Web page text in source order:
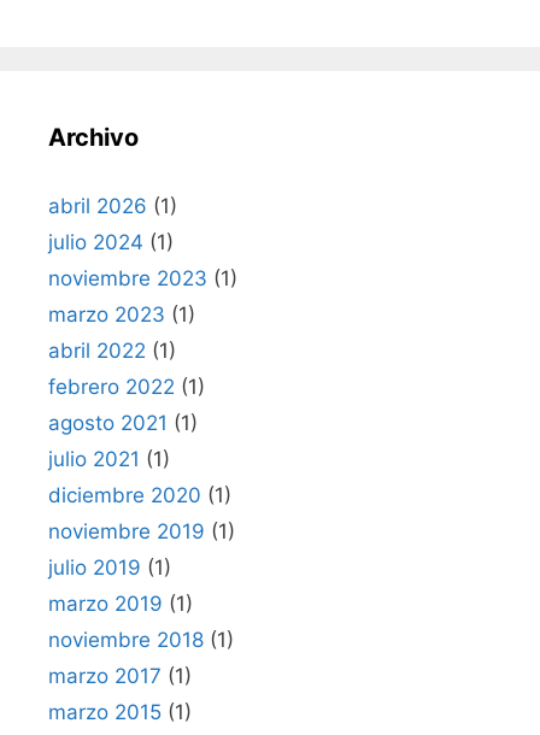
Archivo
abril 2026 (1)
julio 2024 (1)
noviembre 2023 (1)
marzo 2023 (1)
abril 2022 (1)
febrero 2022 (1)
agosto 2021 (1)
julio 2021 (1)
diciembre 2020 (1)
noviembre 2019 (1)
julio 2019 (1)
marzo 2019 (1)
noviembre 2018 (1)
marzo 2017 (1)
marzo 2015 (1)